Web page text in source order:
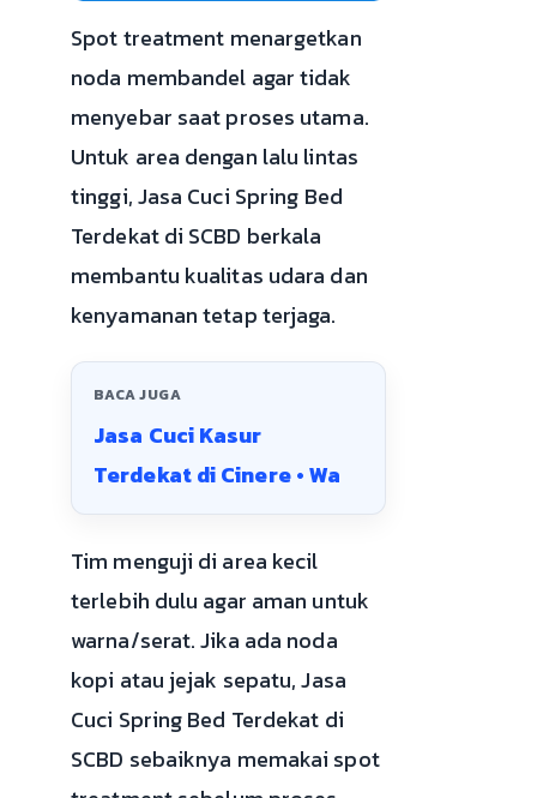
Spot treatment menargetkan
noda membandel agar tidak
menyebar saat proses utama.
Untuk area dengan lalu lintas
tinggi, Jasa Cuci Spring Bed
Terdekat di SCBD berkala
membantu kualitas udara dan
kenyamanan tetap terjaga.
BACA JUGA
Jasa Cuci Kasur
Terdekat di Cinere • Wa
Tim menguji di area kecil
terlebih dulu agar aman untuk
warna/serat. Jika ada noda
kopi atau jejak sepatu, Jasa
Cuci Spring Bed Terdekat di
SCBD sebaiknya memakai spot